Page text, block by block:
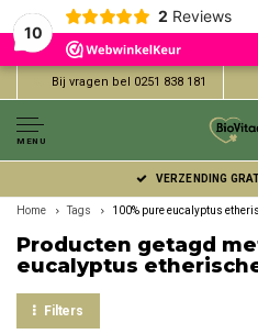
10
2 Reviews
Bij vragen bel 0251 838 181
MENU
VERZENDING
Home Tags 100% pure eucalyptus
Producten getagd
eucalyptus
Filters